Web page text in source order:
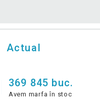
Actual
369 845 buc.
Avem marfa în stoc